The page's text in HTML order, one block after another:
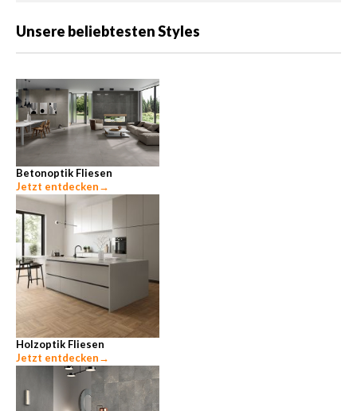
Unsere beliebtesten Styles
Betonoptik Fliesen
Jetzt entdecken→
Holzoptik Fliesen
Jetzt entdecken→